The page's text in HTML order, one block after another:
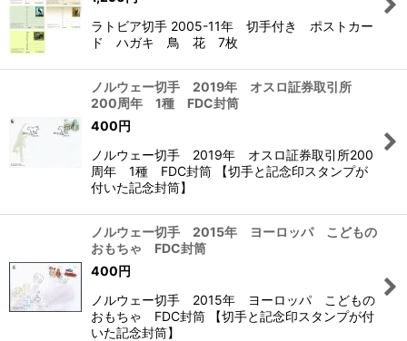
ラトビア切手 2005-11年 切手付き ポストカー
ド ハガキ 鳥 花 7枚
ノルウェー切手 2019年 オスロ証券取引所
200周年 1種 FDC封筒
400円
ノルウェー切手 2019年 オスロ証券取引所200
周年 1種 FDC封筒 【切手と記念印スタンプが
付いた記念封筒】
ノルウェー切手 2015年 ヨーロッパ こどもの
おもちゃ FDC封筒
400円
ノルウェー切手 2015年 ヨーロッパ こどもの
おもちゃ FDC封筒 【切手と記念印スタンプが付
いた記念封筒】